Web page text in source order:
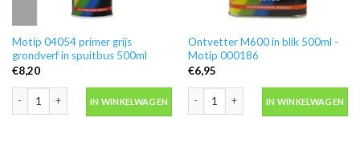
Motip 04054 primer grijs
grondverf in spuitbus 500ml
€8,20
IN WINKELWAGEN
Ontvetter M600 in blik 500ml -
Motip 000186
€6,95
IN WINKELWAGEN